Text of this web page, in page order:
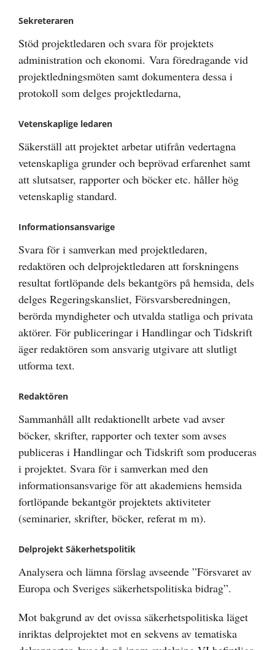
Sekreteraren
Stöd projektledaren och svara för projektets
administration och ekonomi. Vara föredragande vid
projektledningsmöten samt dokumentera dessa i
protokoll som delges projektledarna,
Vetenskaplige ledaren
Säkerställ att projektet arbetar utifrån vedertagna
vetenskapliga grunder och beprövad erfarenhet samt
att slutsatser, rapporter och böcker etc. håller hög
vetenskaplig standard.
Informationsansvarige
Svara för i samverkan med projektledaren,
redaktören och delprojektledaren att forskningens
resultat fortlöpande dels bekantgörs på hemsida, dels
delges Regeringskansliet, Försvarsberedningen,
berörda myndigheter och utvalda statliga och privata
aktörer. För publiceringar i Handlingar och Tidskrift
äger redaktören som ansvarig utgivare att slutligt
utforma text.
Redaktören
Sammanhåll allt redaktionellt arbete vad avser
böcker, skrifter, rapporter och texter som avses
publiceras i Handlingar och Tidskrift som produceras
i projektet. Svara för i samverkan med den
informationsansvarige för att akademiens hemsida
fortlöpande bekantgör projektets aktiviteter
(seminarier, skrifter, böcker, referat m m).
Delprojekt Säkerhetspolitik
Analysera och lämna förslag avseende ”Försvaret av
Europa och Sveriges säkerhetspolitiska bidrag”.
Mot bakgrund av det ovissa säkerhetspolitiska läget
inriktas delprojektet mot en sekvens av tematiska